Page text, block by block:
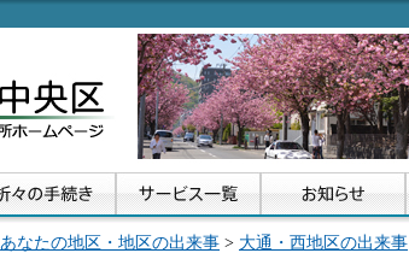
あなたの地区・地区の出来事 > 大通・西地区の出来事